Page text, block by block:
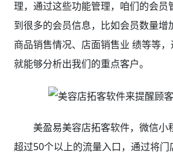
理，通过这些功能管理，咱们的会员
到很多的会员信息，比如会员数量增
商品销售情况、店面销售业 绩等等
就能够分析出我们的重点客户。
美盈易美容店拓客软件，微信小
超过50个以上的流量入口，通过将